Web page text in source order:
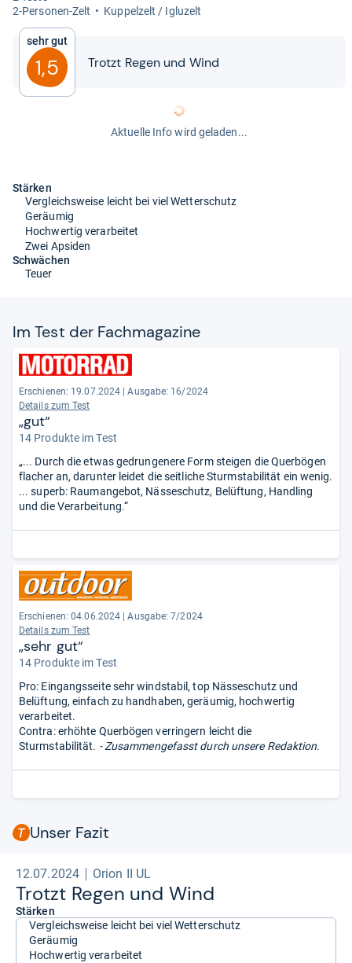
2-​Per­so­nen-​Zelt
Kup­pel­zelt / Iglu­zelt
Sehr gut
1,5 Trotzt Regen und Wind
Aktuelle Info wird geladen...
Stärken
Vergleichsweise leicht bei viel Wetterschutz
Geräumig
Hochwertig verarbeitet
Zwei Apsiden
Schwächen
Teuer
Im Test der Fach­ma­ga­zine
Erschienen: 19.07.2024
Ausgabe: 16/2024
Details zum Test
„gut“
14 Produkte im Test
„... Durch die etwas gedrungenere Form steigen die Querbögen
flacher an, darunter leidet die seitliche Sturmstabilität ein wenig.
... superb: Raumangebot, Nässeschutz, Belüftung, Handling
und die Verarbeitung.“
Erschienen: 04.06.2024
Ausgabe: 7/2024
Details zum Test
„sehr gut“
14 Produkte im Test
Pro: Eingangsseite sehr windstabil, top Nässeschutz und
Belüftung, einfach zu handhaben, geräumig, hochwertig
verarbeitet.
Contra: erhöhte Querbögen verringern leicht die
Sturmstabilität. - Zusammengefasst durch unsere Redaktion.
Unser Fazit
12.07.2024 Orion II UL
Trotzt Regen und Wind
Stärken
Vergleichsweise leicht bei viel Wetterschutz
Geräumig
Hochwertig verarbeitet